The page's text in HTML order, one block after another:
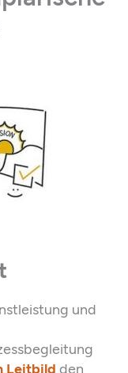
und
Leitbild den